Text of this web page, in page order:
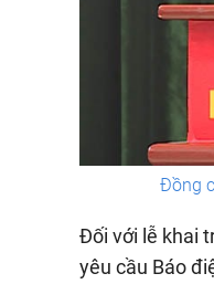
Đồng
Đối với lễ khai
yêu cầu Báo